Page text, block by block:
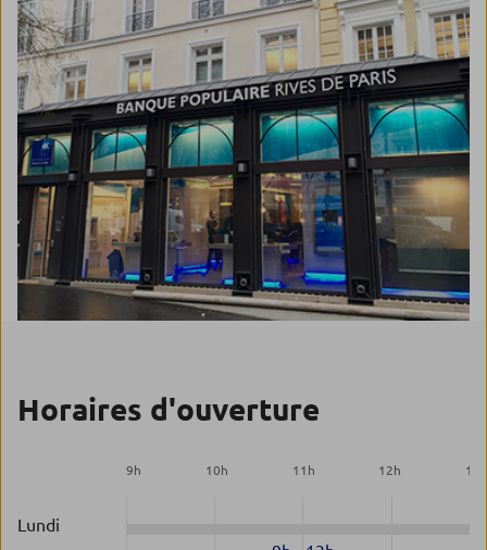
Horaires d'ouverture
9h 10h 11 h 12h 13
Lundi